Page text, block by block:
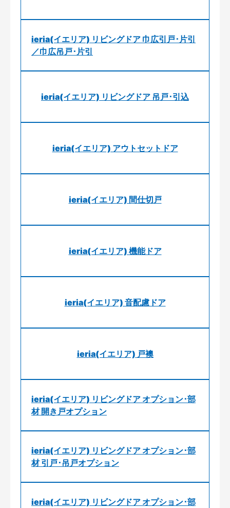
ieria(イエリア) リビングドア 巾広引戸･片引
／巾広吊戸･片引
ieria(イエリア) リビングドア 吊戸･引込
ieria(イエリア) アウトセットドア
ieria(イエリア) 間仕切戸
ieria(イエリア) 機能ドア
ieria(イエリア) 音配慮ドア
ieria(イエリア) 戸襖
ieria(イエリア) リビングドア オプション･部
材 開き戸オプション
ieria(イエリア) リビングドア オプション･部
材 引戸･吊戸オプション
ieria(イエリア) リビングドア オプション･部